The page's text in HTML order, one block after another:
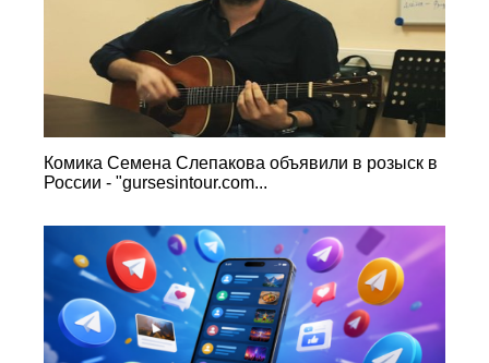
Комика Семена Слепакова объявили в розыск в
России - "gursesintour.com...